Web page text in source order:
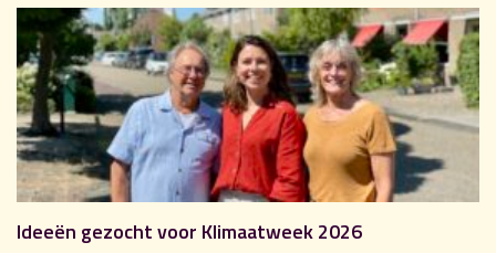
Ideeën gezocht voor Klimaatweek 2026